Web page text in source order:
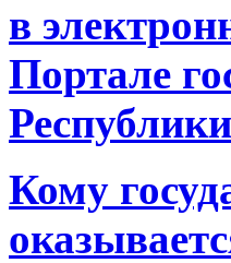
в
Портале
Кому